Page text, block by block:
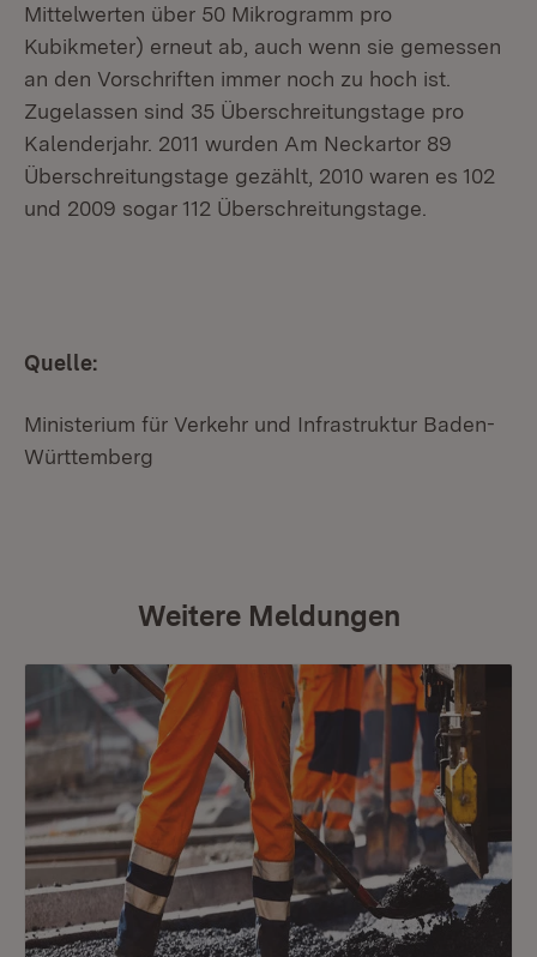
Mittelwerten über 50 Mikrogramm pro
Kubikmeter) erneut ab, auch wenn sie gemessen
an den Vorschriften immer noch zu hoch ist.
Zugelassen sind 35 Überschreitungstage pro
Kalenderjahr. 2011 wurden Am Neckartor 89
Überschreitungstage gezählt, 2010 waren es 102
und 2009 sogar 112 Überschreitungstage.
Quelle:
Ministerium für Verkehr und Infrastruktur Baden-
Württemberg
Weitere Meldungen